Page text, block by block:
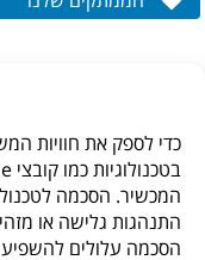
כדי לספק את חוויות
המכשיר. הסכמה
התנהגות גלישה או
הסכמה עלולים להשפיע